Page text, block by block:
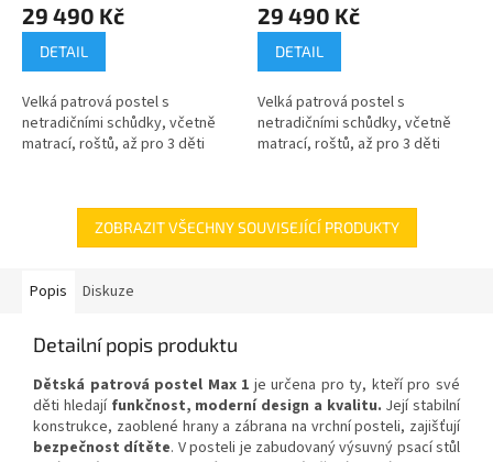
29 490 Kč
DETAIL
Velká patrová postel s
netradičními schůdky, včetně
matrací, roštů, až pro 3 děti
29 490 Kč
DETAIL
Velká patrová postel s
netradičními schůdky, včetně
matrací, roštů, až pro 3 děti
ZOBRAZIT VŠECHNY SOUVISEJÍCÍ PRODUKTY
Popis Diskuze
Detailní popis produktu
Dětská patrová postel Max 1 je určena pro ty, kteří pro své
děti hledají funkčnost, moderní design a kvalitu. Její stabilní
konstrukce, zaoblené hrany a zábrana na vrchní posteli, zajišťují
bezpečnost dítěte. V posteli je zabudovaný výsuvný psací stůl